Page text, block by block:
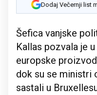
Dodaj Večernji list
Šefica vanjske
Kallas pozvala je
europske
dok su se ministri
sastali u